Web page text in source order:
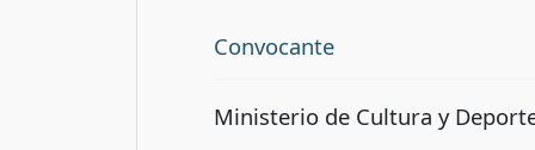
Convocante
Ministerio de Cultura y